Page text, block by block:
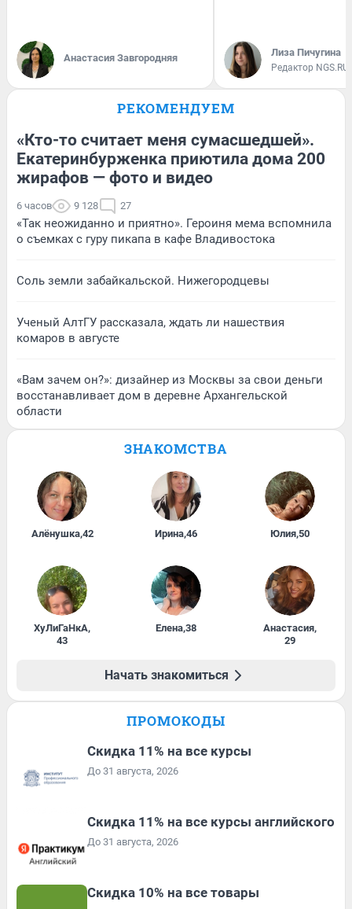
Анастасия Завгородняя Лиза Пичугина
Редактор NGS.RU
РЕКОМЕНДУЕМ
«Кто-то считает меня сумасшедшей».
Екатеринбурженка приютила дома 200
жирафов — фото и видео
6 часов 9 128 27
«Так неожиданно и приятно». Героиня мема вспомнила
о съемках с гуру пикапа в кафе Владивостока
Соль земли забайкальской. Нижегородцевы
Ученый АлтГУ рассказала, ждать ли нашествия
комаров в августе
«Вам зачем он?»: дизайнер из Москвы за свои деньги
восстанавливает дом в деревне Архангельской
области
ЗНАКОМСТВА
Алёнушка,42 Ирина,46 Юлия,50
ХуЛиГаНкА,
43
Елена,38 Анастасия,
29
Начать знакомиться
ПРОМОКОДЫ
Скидка 11% на все курсы
До 31 августа, 2026
Скидка 11% на все курсы английского
До 31 августа, 2026
Скидка 10% на все товары